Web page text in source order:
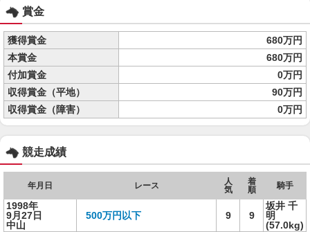
賞金
獲得賞金
680万円
本賞金
680万円
付加賞金
0万円
収得賞金（平地）
90万円
収得賞金（障害）
0万円
競走成績
年月日 レース
人
気
着
順
騎手
1998年
9月27日
中山
500万円以下 9 9
坂井 千
明
(57.0kg)